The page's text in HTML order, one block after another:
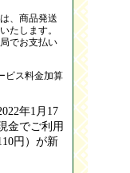
、商品発送
たします。
でお支払い
ビス料金加算
年1月17
金でご利用
円）が新